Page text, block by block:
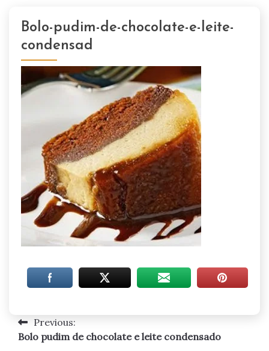
Bolo-pudim-de-chocolate-e-leite-
condensad
Navegação
Previous:
Bolo pudim de chocolate e leite condensado